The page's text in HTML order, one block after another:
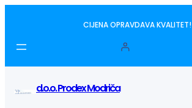
sadržaj
CIJENA OPRAVDAVA KVALITET!
d.o.o. Prodex Modriča